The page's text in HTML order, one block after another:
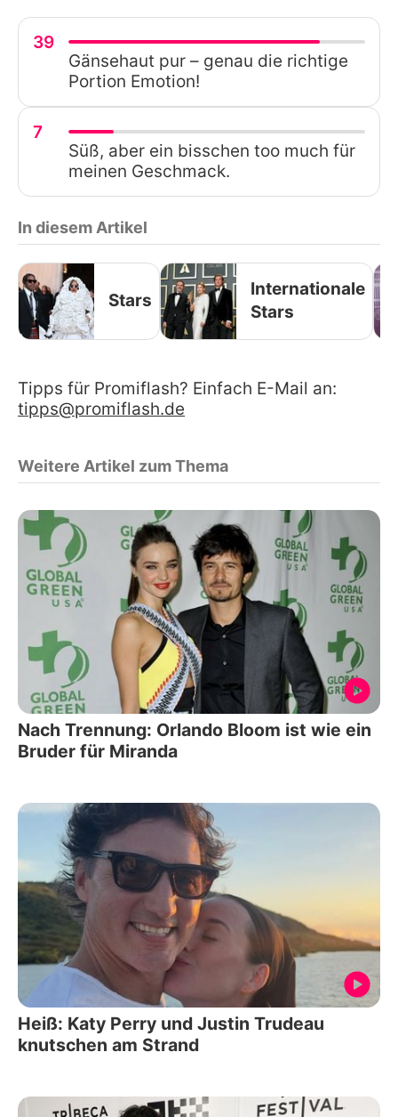
39
Gänsehaut pur – genau die richtige
Portion Emotion!
7
Süß, aber ein bisschen too much für
meinen Geschmack.
In diesem Artikel
Stars
Internationale
Stars
Tipps für Promiflash? Einfach E-Mail an:
tipps@promiflash.de
Weitere Artikel zum Thema
Nach Trennung: Orlando Bloom ist wie ein
Bruder für Miranda
Heiß: Katy Perry und Justin Trudeau
knutschen am Strand